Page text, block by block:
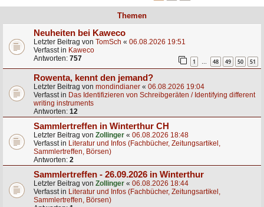
Themen
Neuheiten bei Kaweco
Letzter Beitrag von TomSch « 06.08.2026 19:51
Verfasst in Kaweco
Antworten: 757 1 … 48 49 50 51
Rowenta, kennt den jemand?
Letzter Beitrag von mondindianer « 06.08.2026 19:04
Verfasst in Das Identifizieren von Schreibgeräten / Identifying different
writing instruments
Antworten: 12
Sammlertreffen in Winterthur CH
Letzter Beitrag von Zollinger « 06.08.2026 18:48
Verfasst in Literatur und Infos (Fachbücher, Zeitungsartikel,
Sammlertreffen, Börsen)
Antworten: 2
Sammlertreffen - 26.09.2026 in Winterthur
Letzter Beitrag von Zollinger « 06.08.2026 18:44
Verfasst in Literatur und Infos (Fachbücher, Zeitungsartikel,
Sammlertreffen, Börsen)